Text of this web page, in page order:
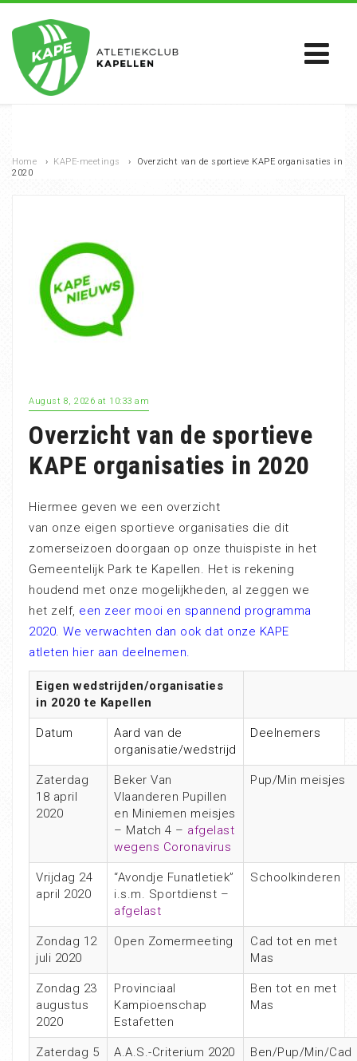
Home › KAPE-meetings ›
Overzicht van de sportieve KAPE organisaties in
2020
August 8, 2026 at 10:33 am
Overzicht van de sportieve
KAPE organisaties in 2020
Hiermee geven we een overzicht
van onze eigen sportieve organisaties die dit
zomerseizoen doorgaan op onze thuispiste in het
Gemeentelijk Park te Kapellen. Het is rekening
houdend met onze mogelijkheden, al zeggen we
het zelf, een zeer mooi en spannend programma
2020. We verwachten dan ook dat onze KAPE
atleten hier aan deelnemen.
Eigen wedstrijden/organisaties
in 2020 te Kapellen
Datum
Aard van de
organisatie/wedstrijd
Deelnemers
Zaterdag
18 april
2020
Beker Van
Vlaanderen Pupillen
en Miniemen meisjes
– Match 4 – afgelast
wegens Coronavirus
Pup/Min meisjes
Vrijdag 24
april 2020
“Avondje Funatletiek”
i.s.m. Sportdienst –
afgelast
Schoolkinderen
Zondag 12
juli 2020
Open Zomermeeting
Cad tot en met
Mas
Zondag 23
augustus
2020
Provinciaal
Kampioenschap
Estafetten
Ben tot en met
Mas
Zaterdag 5
A.A.S.-Criterium 2020
Ben/Pup/Min/Cad